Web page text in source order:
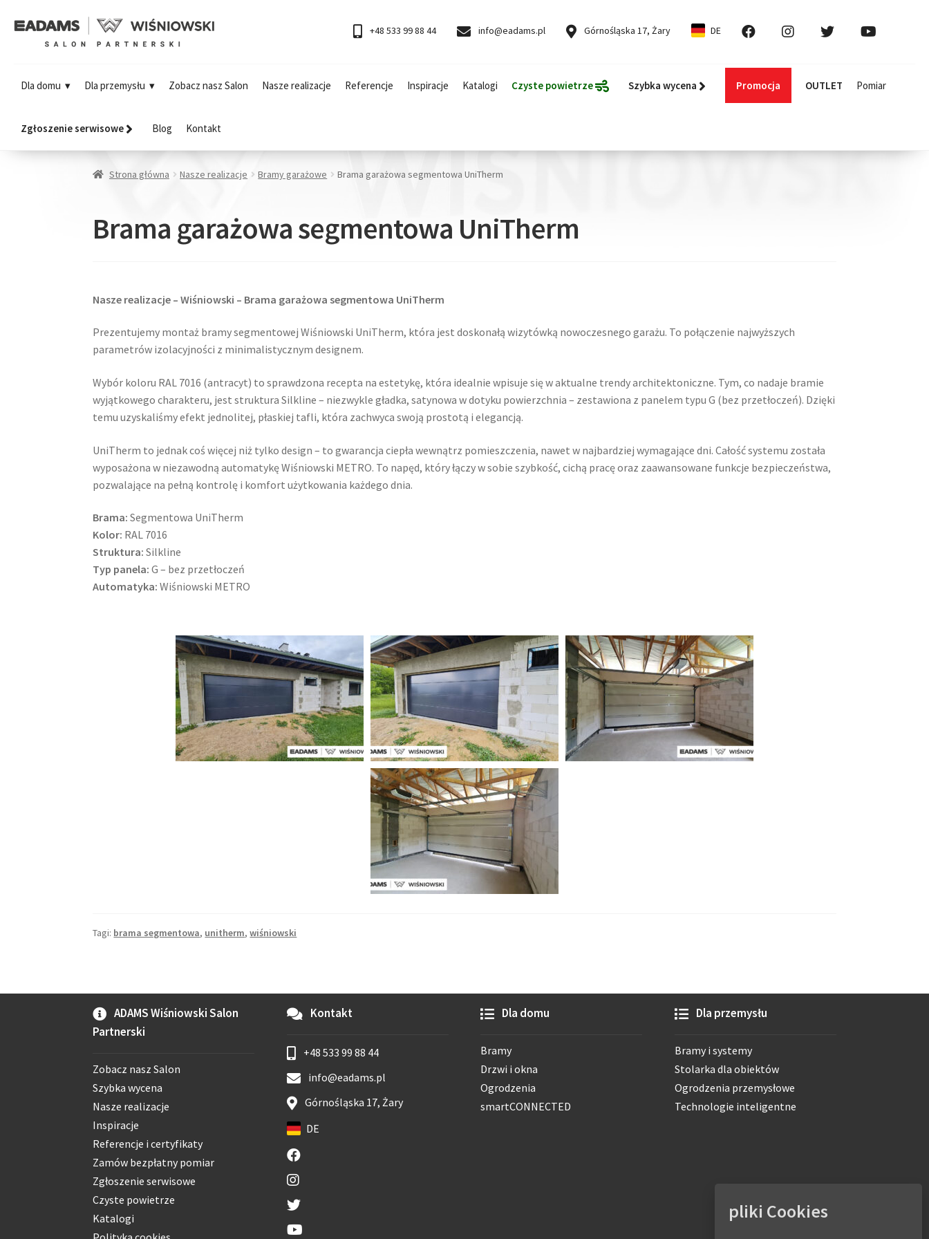
+48 533 99 88 44 info@eadams.pl Górnośląska 17, Żary DE
Dla domu Dla przemysłu Zobacz nasz Salon Nasze realizacje Referencje Inspiracje Katalogi Czyste powietrze Szybka wycena Promocja OUTLET Pomiar
Zgłoszenie serwisowe Blog Kontakt
Strona główna Nasze realizacje Bramy garażowe Brama garażowa segmentowa UniTherm
Brama garażowa segmentowa UniTherm
Nasze realizacje – Wiśniowski – Brama garażowa segmentowa UniTherm
Prezentujemy montaż bramy segmentowej Wiśniowski UniTherm, która jest doskonałą wizytówką nowoczesnego garażu. To połączenie najwyższych
parametrów izolacyjności z minimalistycznym designem.
Wybór koloru RAL 7016 (antracyt) to sprawdzona recepta na estetykę, która idealnie wpisuje się w aktualne trendy architektoniczne. Tym, co nadaje bramie
wyjątkowego charakteru, jest struktura Silkline – niezwykle gładka, satynowa w dotyku powierzchnia – zestawiona z panelem typu G (bez przetłoczeń). Dzięki
temu uzyskaliśmy efekt jednolitej, płaskiej tafli, która zachwyca swoją prostotą i elegancją.
UniTherm to jednak coś więcej niż tylko design – to gwarancja ciepła wewnątrz pomieszczenia, nawet w najbardziej wymagające dni. Całość systemu została
wyposażona w niezawodną automatykę Wiśniowski METRO. To napęd, który łączy w sobie szybkość, cichą pracę oraz zaawansowane funkcje bezpieczeństwa,
pozwalające na pełną kontrolę i komfort użytkowania każdego dnia.
Brama: Segmentowa UniTherm
Kolor: RAL 7016
Struktura: Silkline
Typ panela: G – bez przetłoczeń
Automatyka: Wiśniowski METRO
Tagi: brama segmentowa, unitherm,wiśniowski
ADAMS Wiśniowski Salon
Partnerski
Zobacz nasz Salon
Szybka wycena
Nasze realizacje
Inspiracje
Referencje i certyfikaty
Zamów bezpłatny pomiar
Zgłoszenie serwisowe
Czyste powietrze
Katalogi
Kontakt
+48 533 99 88 44
info@eadams.pl
Górnośląska 17, Żary
DE
Dla domu
Bramy
Drzwi i okna
Ogrodzenia
smartCONNECTED
Dla przemysłu
Bramy i systemy
Stolarka dla obiektów
Ogrodzenia przemysłowe
Technologie inteligentne
pliki Cookies